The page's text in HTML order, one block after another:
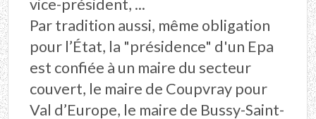
vice-président, ...
Par tradition aussi, même obligation
pour l’État, la "présidence" d'un Epa
est confiée à un maire du secteur
couvert, le maire de Coupvray pour
Val d’Europe, le maire de Bussy-Saint-